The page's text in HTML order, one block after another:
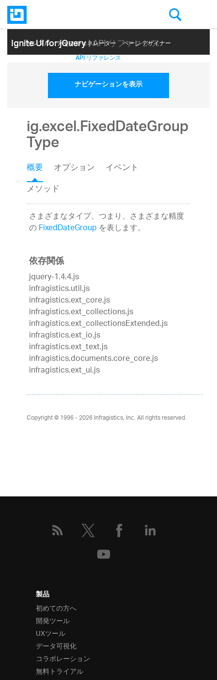
Ignite UI for jQuery| API リファレンス
サンプル テーマ ジェネレーター ページ デザイナー
ヘルプ トピック API リファレンス
ナビゲーションを表示
ig.excel.FixedDateGroup
Type
概要 オプション
イベント
メソッド
さまざまなタイプ、つまり、さまざまな精度
のFixedDateGroup を表します。
依存関係
jquery-1.4.4.js
infragistics.util.js
infragistics.ext_core.js
infragistics.ext_collections.js
infragistics.ext_collectionsExtended.js
infragistics.ext_io.js
infragistics.ext_text.js
infragistics.documents.core_core.js
infragistics.ext_ui.js
Copyright © 1996 - 2026Infragistics, Inc. All rights reserved.
製品
初めての方へ
開発ツール
UXツール
データ可視化
コラボレーション
無料トライアル